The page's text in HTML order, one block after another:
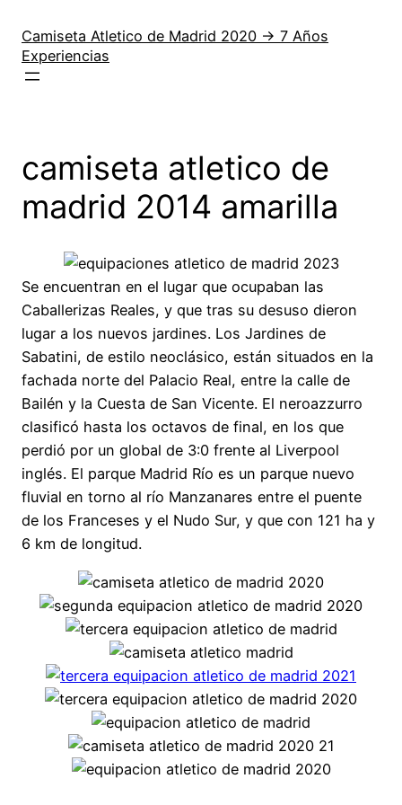
contenido
Camiseta Atletico de Madrid 2020 → 7 Años
Experiencias
camiseta atletico de
madrid 2014 amarilla
Se encuentran en el lugar que ocupaban las
Caballerizas Reales, y que tras su desuso dieron
lugar a los nuevos jardines. Los Jardines de
Sabatini, de estilo neoclásico, están situados en la
fachada norte del Palacio Real, entre la calle de
Bailén y la Cuesta de San Vicente. El neroazzurro
clasificó hasta los octavos de final, en los que
perdió por un global de 3:0 frente al Liverpool
inglés. El parque Madrid Río es un parque nuevo
fluvial en torno al río Manzanares entre el puente
de los Franceses y el Nudo Sur, y que con 121 ha y
6 km de longitud.